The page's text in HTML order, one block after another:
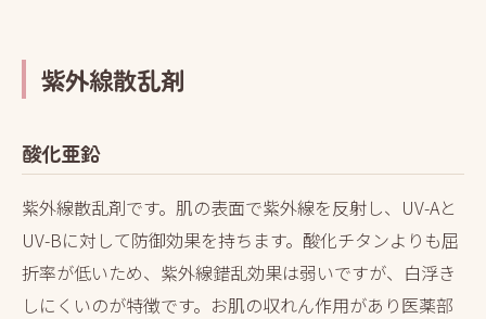
紫外線散乱剤
酸化亜鉛
紫外線散乱剤です。肌の表面で紫外線を反射し、UV-Aと
UV-Bに対して防御効果を持ちます。酸化チタンよりも屈
折率が低いため、紫外線錯乱効果は弱いですが、白浮き
しにくいのが特徴です。お肌の収れん作用があり医薬部